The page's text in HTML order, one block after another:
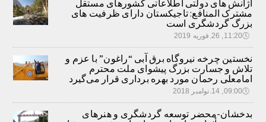
آژانش های دولتی اطلاعاتی کشورهای مستقل
مشترک المنافع: تاجیکستان دارای ظرفیت های
بزرگ گردشگری است
🕔11:20, 26.فوریه 2019
نخستین چرخه نیروگاه برق آبی “راغون” با عزم و
تلاش و جسارت بزرگ پیشوای ملت محترم
امامعلی رحمان مورد بهره برداری قرار می‌گیرد
🕔09:00, 14.نوامبر 2018
بدخشان-محضر توسعه گردشگری و هنرهای